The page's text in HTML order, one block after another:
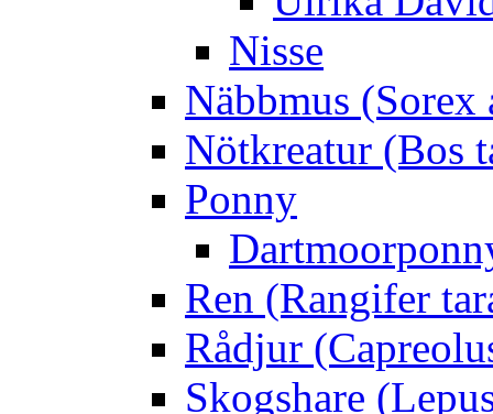
Nisse
Näbbmus (Sorex
Nötkreatur (Bos
Ponny
Ren (Rangifer
Rådjur
Skogshare